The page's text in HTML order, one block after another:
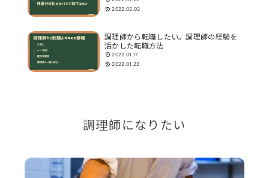
2022.02.02
調理師から転職したい。調理師の経験を
活かした転職方法
2022.01.17
2022.01.22
調理師になりたい